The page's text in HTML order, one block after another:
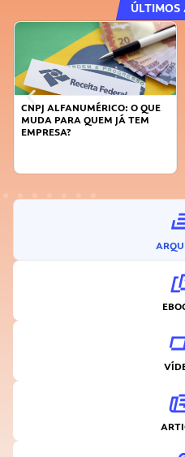
ÚLTIMOS
DICAS PARA OBTER CRÉDITO